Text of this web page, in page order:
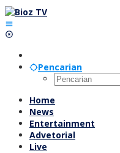
Lewati
ke
konten
Pencarian
Home
News
Entertainment
Advetorial
Live